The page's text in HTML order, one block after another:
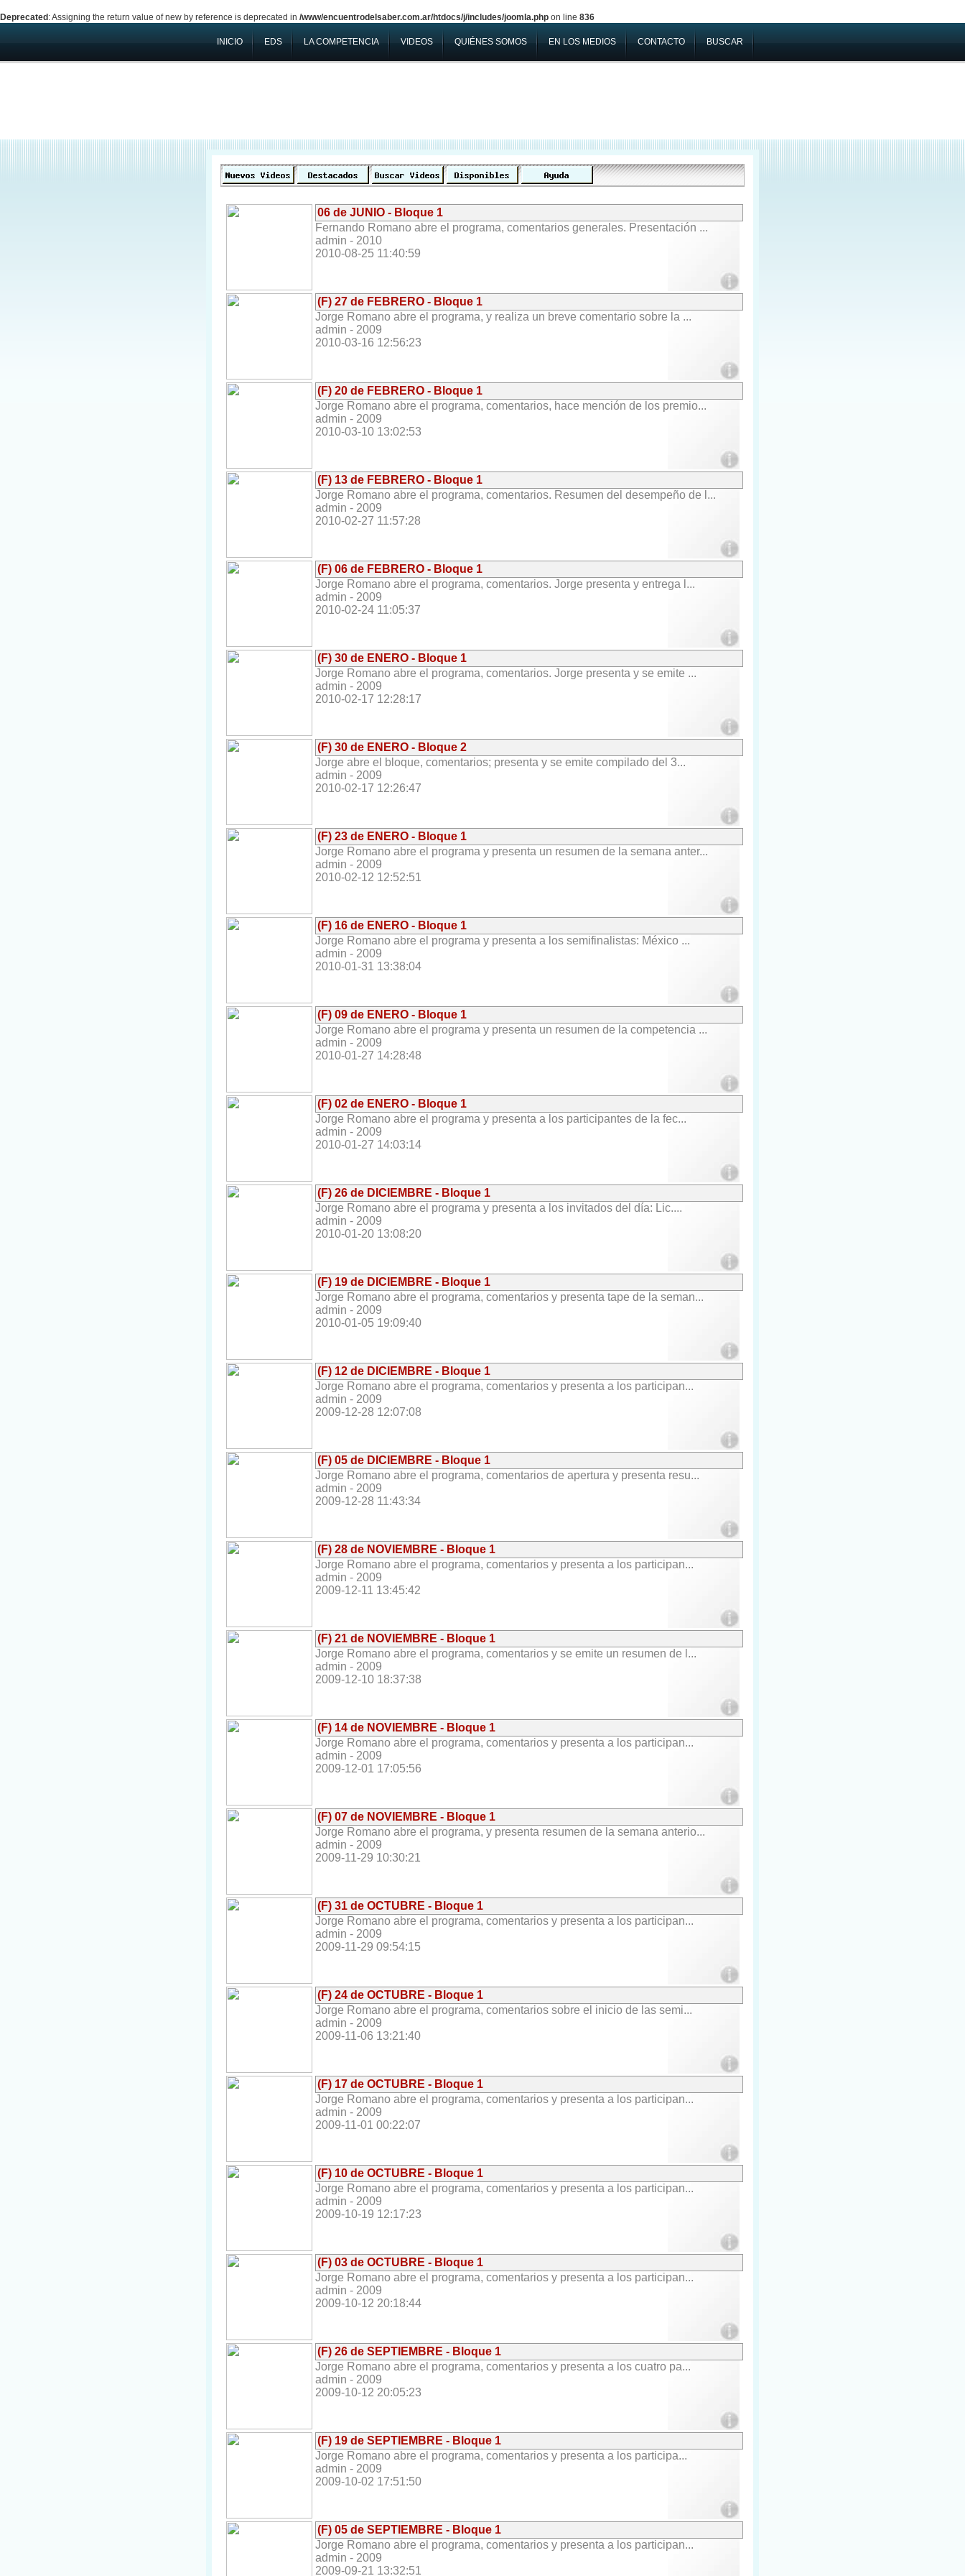
Deprecated : Assigning the return value of new by reference is deprecated in /www/encuentrodelsaber.com.ar/htdocs/j/includes/joomla.php on line 836
INICIO EDS LA COMPETENCIA VIDEOS QUIÉNES SOMOS EN LOS MEDIOS CONTACTO BUSCAR
06 de JUNIO - Bloque 1
Fernando Romano abre el programa, comentarios generales. Presentación ...
admin - 2010
2010-08-25 11:40:59
(F) 27 de FEBRERO - Bloque 1
Jorge Romano abre el programa, y realiza un breve comentario sobre la ...
admin - 2009
2010-03-16 12:56:23
(F) 20 de FEBRERO - Bloque 1
Jorge Romano abre el programa, comentarios, hace mención de los premio...
admin - 2009
2010-03-10 13:02:53
(F) 13 de FEBRERO - Bloque 1
Jorge Romano abre el programa, comentarios. Resumen del desempeño de l...
admin - 2009
2010-02-27 11:57:28
(F) 06 de FEBRERO - Bloque 1
Jorge Romano abre el programa, comentarios. Jorge presenta y entrega l...
admin - 2009
2010-02-24 11:05:37
(F) 30 de ENERO - Bloque 1
Jorge Romano abre el programa, comentarios. Jorge presenta y se emite ...
admin - 2009
2010-02-17 12:28:17
(F) 30 de ENERO - Bloque 2
Jorge abre el bloque, comentarios; presenta y se emite compilado del 3...
admin - 2009
2010-02-17 12:26:47
(F) 23 de ENERO - Bloque 1
Jorge Romano abre el programa y presenta un resumen de la semana anter...
admin - 2009
2010-02-12 12:52:51
(F) 16 de ENERO - Bloque 1
Jorge Romano abre el programa y presenta a los semifinalistas: México ...
admin - 2009
2010-01-31 13:38:04
(F) 09 de ENERO - Bloque 1
Jorge Romano abre el programa y presenta un resumen de la competencia ...
admin - 2009
2010-01-27 14:28:48
(F) 02 de ENERO - Bloque 1
Jorge Romano abre el programa y presenta a los participantes de la fec...
admin - 2009
2010-01-27 14:03:14
(F) 26 de DICIEMBRE - Bloque 1
Jorge Romano abre el programa y presenta a los invitados del día: Lic....
admin - 2009
2010-01-20 13:08:20
(F) 19 de DICIEMBRE - Bloque 1
Jorge Romano abre el programa, comentarios y presenta tape de la seman...
admin - 2009
2010-01-05 19:09:40
(F) 12 de DICIEMBRE - Bloque 1
Jorge Romano abre el programa, comentarios y presenta a los participan...
admin - 2009
2009-12-28 12:07:08
(F) 05 de DICIEMBRE - Bloque 1
Jorge Romano abre el programa, comentarios de apertura y presenta resu...
admin - 2009
2009-12-28 11:43:34
(F) 28 de NOVIEMBRE - Bloque 1
Jorge Romano abre el programa, comentarios y presenta a los participan...
admin - 2009
2009-12-11 13:45:42
(F) 21 de NOVIEMBRE - Bloque 1
Jorge Romano abre el programa, comentarios y se emite un resumen de l...
admin - 2009
2009-12-10 18:37:38
(F) 14 de NOVIEMBRE - Bloque 1
Jorge Romano abre el programa, comentarios y presenta a los participan...
admin - 2009
2009-12-01 17:05:56
(F) 07 de NOVIEMBRE - Bloque 1
Jorge Romano abre el programa, y presenta resumen de la semana anterio...
admin - 2009
2009-11-29 10:30:21
(F) 31 de OCTUBRE - Bloque 1
Jorge Romano abre el programa, comentarios y presenta a los participan...
admin - 2009
2009-11-29 09:54:15
(F) 24 de OCTUBRE - Bloque 1
Jorge Romano abre el programa, comentarios sobre el inicio de las semi...
admin - 2009
2009-11-06 13:21:40
(F) 17 de OCTUBRE - Bloque 1
Jorge Romano abre el programa, comentarios y presenta a los participan...
admin - 2009
2009-11-01 00:22:07
(F) 10 de OCTUBRE - Bloque 1
Jorge Romano abre el programa, comentarios y presenta a los participan...
admin - 2009
2009-10-19 12:17:23
(F) 03 de OCTUBRE - Bloque 1
Jorge Romano abre el programa, comentarios y presenta a los participan...
admin - 2009
2009-10-12 20:18:44
(F) 26 de SEPTIEMBRE - Bloque 1
Jorge Romano abre el programa, comentarios y presenta a los cuatro pa...
admin - 2009
2009-10-12 20:05:23
(F) 19 de SEPTIEMBRE - Bloque 1
Jorge Romano abre el programa, comentarios y presenta a los participa...
admin - 2009
2009-10-02 17:51:50
(F) 05 de SEPTIEMBRE - Bloque 1
Jorge Romano abre el programa, comentarios y presenta a los participan...
admin - 2009
2009-09-21 13:32:51